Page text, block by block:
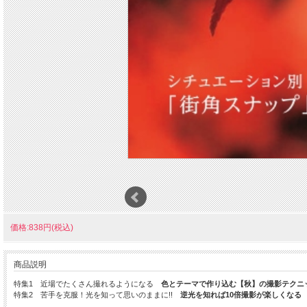
価格:838円(税込)
商品説明
特集1 近場でたくさん撮れるようになる 色とテーマで作り込む【秋】の撮影テクニ
特集2 苦手を克服！光を知って思いのままに!! 逆光を知れば10倍撮影が楽しくなる